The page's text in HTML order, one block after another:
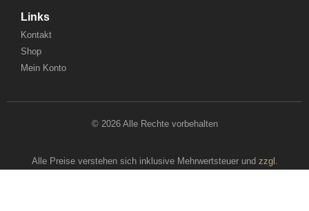
Links
Kontakt
Shop
Mein Konto
© 2026 Alle Rechte vorbehalten
Alle Preise verstehen sich inklusive Mehrwertsteuer und zzgl.